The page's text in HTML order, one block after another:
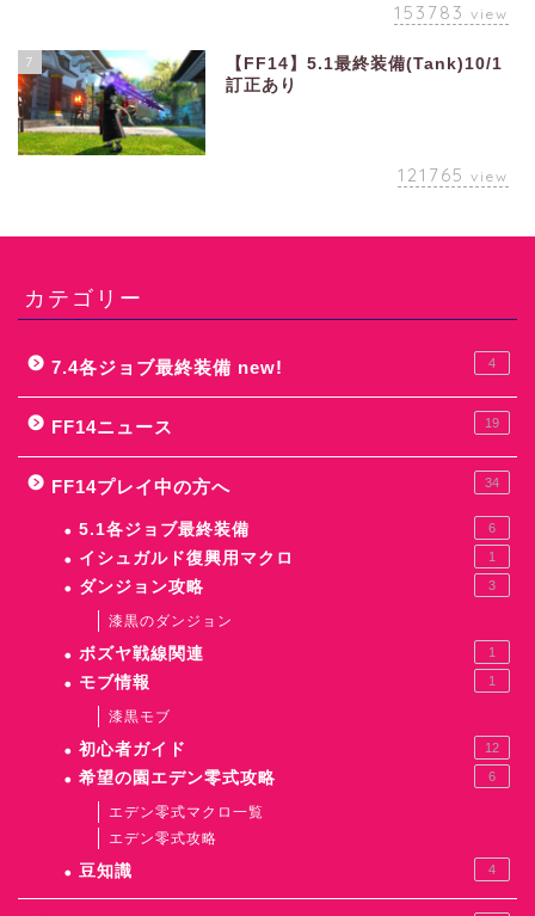
153783 view
7
【FF14】5.1最終装備(Tank)10/1
訂正あり
121765 view
カテゴリー
7.4各ジョブ最終装備 new! 4
FF14ニュース 19
FF14プレイ中の方へ 34
5.1各ジョブ最終装備 6
イシュガルド復興用マクロ 1
ダンジョン攻略 3
漆黒のダンジョン
ボズヤ戦線関連 1
モブ情報 1
漆黒モブ
初心者ガイド 12
希望の園エデン零式攻略 6
エデン零式マクロ一覧
エデン零式攻略
豆知識 4